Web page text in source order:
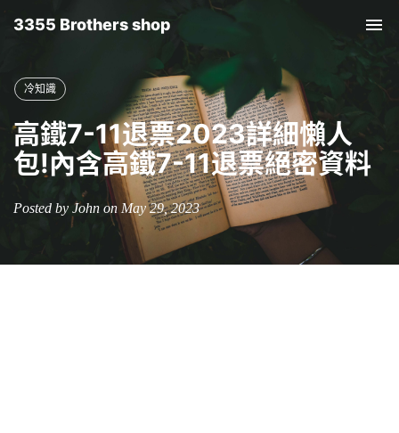
3355 Brothers shop
冷知識
高鐵7-11退票2023詳細懶人
包!內含高鐵7-11退票絕密資料
Posted by John on May 29, 2023